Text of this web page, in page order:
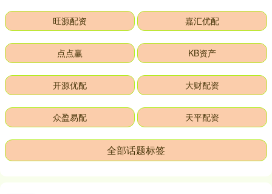
旺源配资 嘉汇优配
点点赢 KB资产
开源优配 大财配资
众盈易配 天平配资
全部话题标签